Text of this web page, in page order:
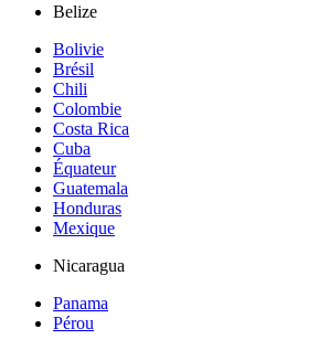
Belize
Bolivie
Brésil
Chili
Colombie
Costa Rica
Cuba
Équateur
Guatemala
Honduras
Mexique
Nicaragua
Panama
Pérou